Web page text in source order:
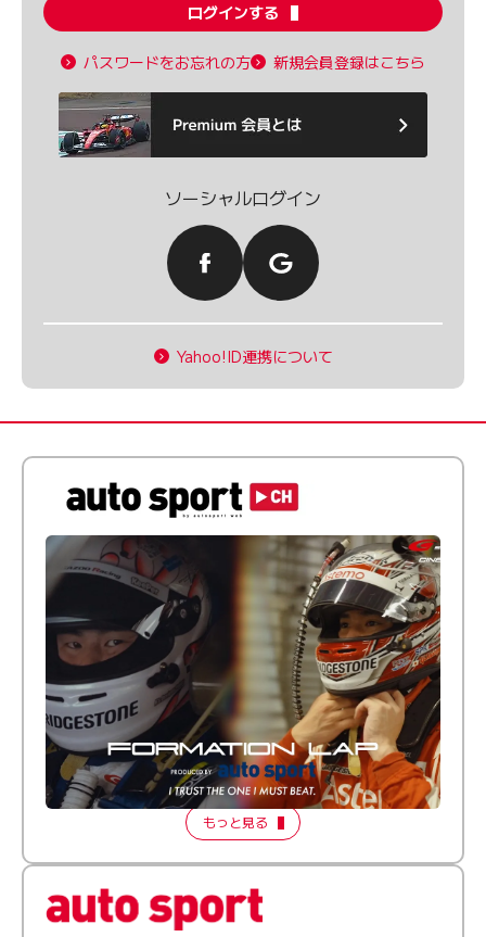
ログインする
パスワードをお忘れの方 新規会員登録はこちら
ソーシャルログイン
Yahoo!ID連携について
倒す相手を、信じてる。小林利徠斗 × 野村勇斗
【FORMATION LAP Produced by auto sport】
2026 Episode 2
もっと見る